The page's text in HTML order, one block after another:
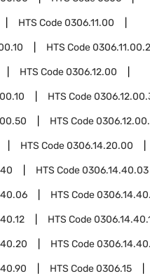
HTS Code0306.11.00
HTS Code
HTS Code0306.12.00
HTS Code
HTS Code
HTS Code0306.14.20.00
HTS Code0306.14.40.03
HTS Code
HTS Code
HTS Code
HTS Code0306.15